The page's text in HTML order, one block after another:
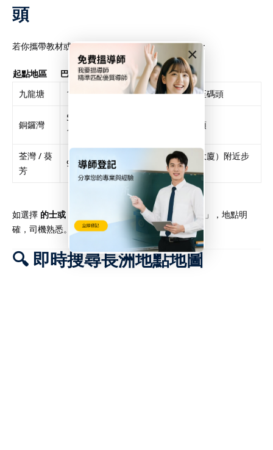
×
頭
若你攜帶教材或需更快捷路線，可考慮以下巴士線：
起點地區 巴士線路
下車站點 / 備註
九龍塘
182 / 118 中環交易廣場後步行至碼頭
銅鑼灣
5X / 10 /
113
終點中環後步行至碼頭
荃灣 / 葵
芳
930 / 960
終點中環（統一碼頭大廈）附近步
行可達
如選擇 的士或 Uber
，請直達「中環港外線碼頭5號」，地點明
確，司機熟悉。
🔍 即時搜尋長洲地點地圖